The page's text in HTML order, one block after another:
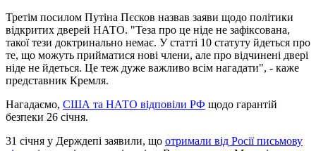
Третім посилом Путіна Пєсков назвав заяви щодо політики
відкритих дверей НАТО. "Теза про це ніде не зафіксована,
такої тези доктринально немає. У статті 10 статуту йдеться про
те, що можуть прийматися нові члени, але про відчинені двері
ніде не йдеться. Це теж дуже важливо всім нагадати", - каже
представник Кремля.
Нагадаємо, США та НАТО відповіли РФ щодо гарантій
безпеки 26 січня.
31 січня у Держдепі заявили, що отримали від Росії письмову